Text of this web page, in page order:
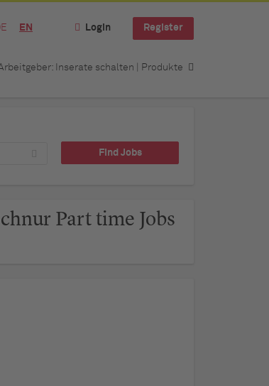
EN Login Register
Inserate schalten | Produkte
Part time Jobs